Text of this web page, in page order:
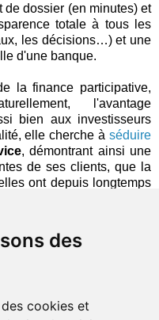
des
cookies et
de dossier (en minutes) et
totale à tous les
les décisions…) et une
d'une banque.
la finance participative,
l'avantage
bien aux investisseurs
elle cherche à séduire
, démontrant ainsi une
de ses clients, que la
ont depuis longtemps
efforts autour de leurs
et de la réaffirmation
en matière de proximité
réservé des banques qui
par la FinTech !